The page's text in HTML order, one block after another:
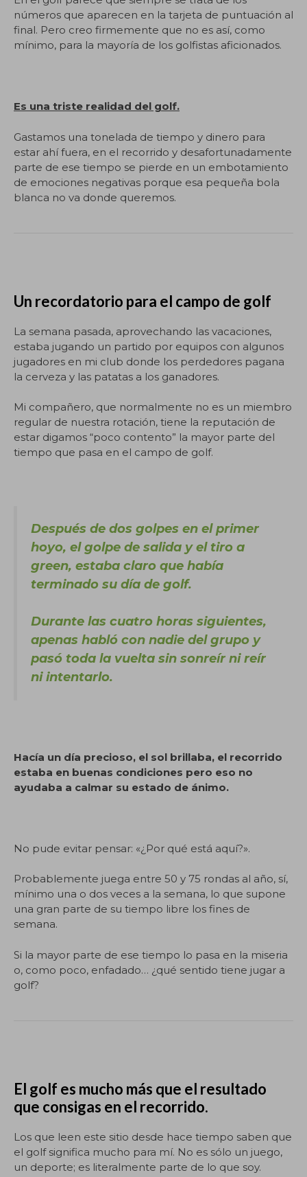
números que aparecen en la tarjeta de puntuación al
final. Pero creo firmemente que no es así, como
mínimo, para la mayoría de los golfistas aficionados.
Es una triste realidad del golf.
Gastamos una tonelada de tiempo y dinero para
estar ahí fuera, en el recorrido y desafortunadamente
parte de ese tiempo se pierde en un embotamiento
de emociones negativas porque esa pequeña bola
blanca no va donde queremos.
Un recordatorio para el campo de golf
La semana pasada, aprovechando las vacaciones,
estaba jugando un partido por equipos con algunos
jugadores en mi club donde los perdedores pagana
la cerveza y las patatas a los ganadores.
Mi compañero, que normalmente no es un miembro
regular de nuestra rotación, tiene la reputación de
estar digamos “poco contento” la mayor parte del
tiempo que pasa en el campo de golf.
Después de dos golpes en el primer
hoyo, el golpe de salida y el tiro a
green, estaba claro que había
terminado su día de golf.
Durante las cuatro horas siguientes,
apenas habló con nadie del grupo y
pasó toda la vuelta sin sonreír ni reír
ni intentarlo.
Hacía un día precioso, el sol brillaba, el recorrido
estaba en buenas condiciones pero eso no
ayudaba a calmar su estado de ánimo.
No pude evitar pensar: «¿Por qué está aquí?».
Probablemente juega entre 50 y 75 rondas al año, sí,
mínimo una o dos veces a la semana, lo que supone
una gran parte de su tiempo libre los fines de
semana.
Si la mayor parte de ese tiempo lo pasa en la miseria
o, como poco, enfadado… ¿qué sentido tiene jugar a
golf?
El golf es mucho más que el resultado
que consigas en el recorrido.
Los que leen este sitio desde hace tiempo saben que
el golf significa mucho para mí. No es sólo un juego,
un deporte; es literalmente parte de lo que soy.